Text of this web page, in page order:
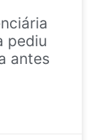
pediu
antes